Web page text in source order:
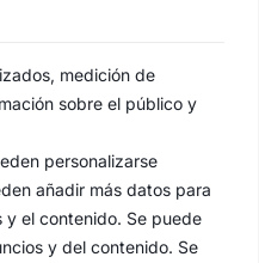
medición de
sobre el público y
personalizarse
añadir más datos para
y el contenido. Se puede
y del contenido. Se